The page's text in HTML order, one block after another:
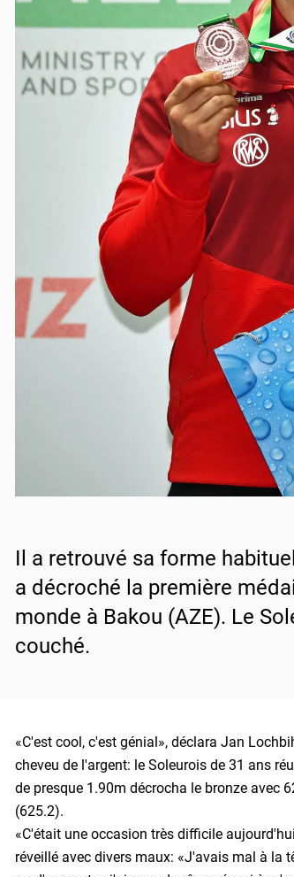
Il a retrouvé sa forme
a décroché la première
monde à Bakou (AZE). Le
couché.
«C'est cool, c'est génial», déclara Jan
cheveu de l'argent: le Soleurois de 31 ans
de presque 1.90m décrocha le bronze avec
(625.2).
«C'était une occasion très difficile
réveillé avec divers maux: «J'avais mal à la